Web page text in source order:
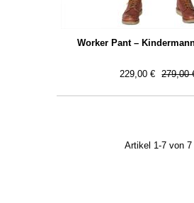
Worker Pant –
229,00 € 279,00
Artikel 1-7 von 7